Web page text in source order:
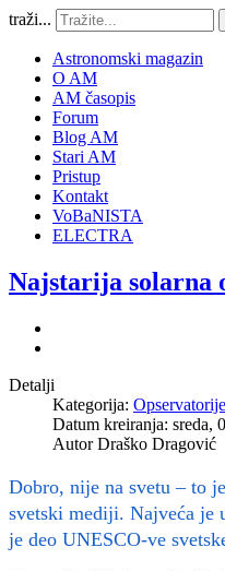
traži...
Astronomski magazin
O AM
AM časopis
Forum
Blog AM
Stari AM
Pristup
Kontakt
VoBaNISTA
ELECTRA
Najstarija solarna
Detalji
Kategorija: Opservatorije
Datum kreiranja: sreda,
AutorDraško Dragović
Dobro, nije na svetu – to
svetski mediji. Najveća je
je deo UNESCO-ve